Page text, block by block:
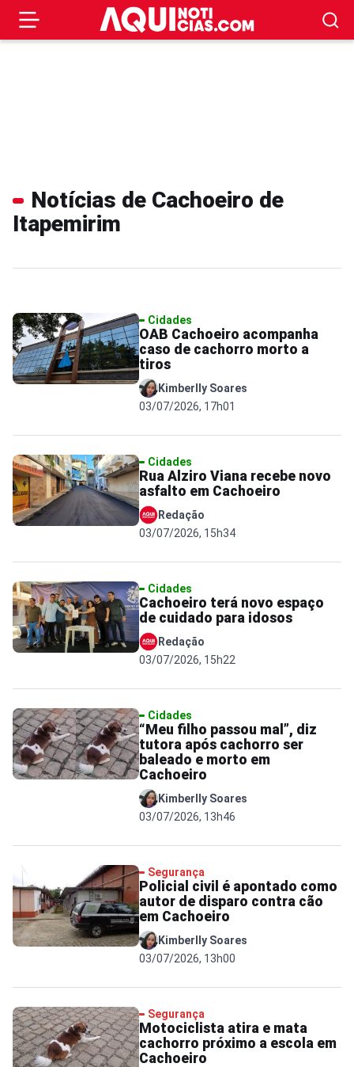
Notícias de Cachoeiro de
Itapemirim
Cidades
OAB Cachoeiro acompanha
caso de cachorro morto a
tiros
Kimberlly Soares
03/07/2026, 17h01
Cidades
Rua Alziro Viana recebe novo
asfalto em Cachoeiro
Redação
03/07/2026, 15h34
Cidades
Cachoeiro terá novo espaço
de cuidado para idosos
Redação
03/07/2026, 15h22
Cidades
“Meu filho passou mal”, diz
tutora após cachorro ser
baleado e morto em
Cachoeiro
Kimberlly Soares
03/07/2026, 13h46
Segurança
Policial civil é apontado como
autor de disparo contra cão
em Cachoeiro
Kimberlly Soares
03/07/2026, 13h00
Segurança
Motociclista atira e mata
cachorro próximo a escola em
Cachoeiro